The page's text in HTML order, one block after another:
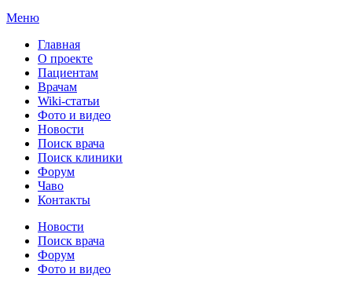
Меню
Главная
О проекте
Пациентам
Врачам
Wiki-статьи
Фото и видео
Новости
Поиск врача
Поиск клиники
Форум
Чаво
Контакты
Новости
Поиск врача
Форум
Фото и видео